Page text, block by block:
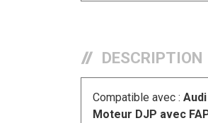
DESCRIPTION
Compatible avec : Audi
Moteur DJP avec